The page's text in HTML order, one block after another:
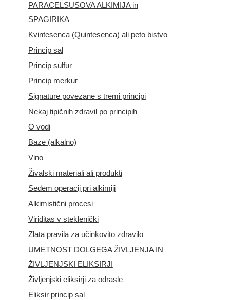
PARACELSUSOVA ALKIMIJA in
SPAGIRIKA
Kvintesenca (Quintesenca) ali peto bistvo
Princip sal
Princip sulfur
Princip merkur
Signature povezane s tremi principi
Nekaj tipičnih zdravil po principih
O vodi
Baze (alkalno)
Vino
Živalski materiali ali produkti
Sedem operacij pri alkimiji
Alkimistični procesi
Viriditas v steklenički
Zlata pravila za učinkovito zdravilo
UMETNOST DOLGEGA ŽIVLJENJA IN
ŽIVLJENJSKI ELIKSIRJI
Življenjski eliksirji za odrasle
Eliksir princip sal